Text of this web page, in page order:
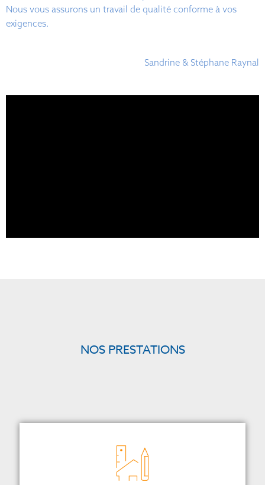
Nous vous assurons un travail de qualité conforme à vos
exigences.
Sandrine & Stéphane Raynal
NOS PRESTATIONS